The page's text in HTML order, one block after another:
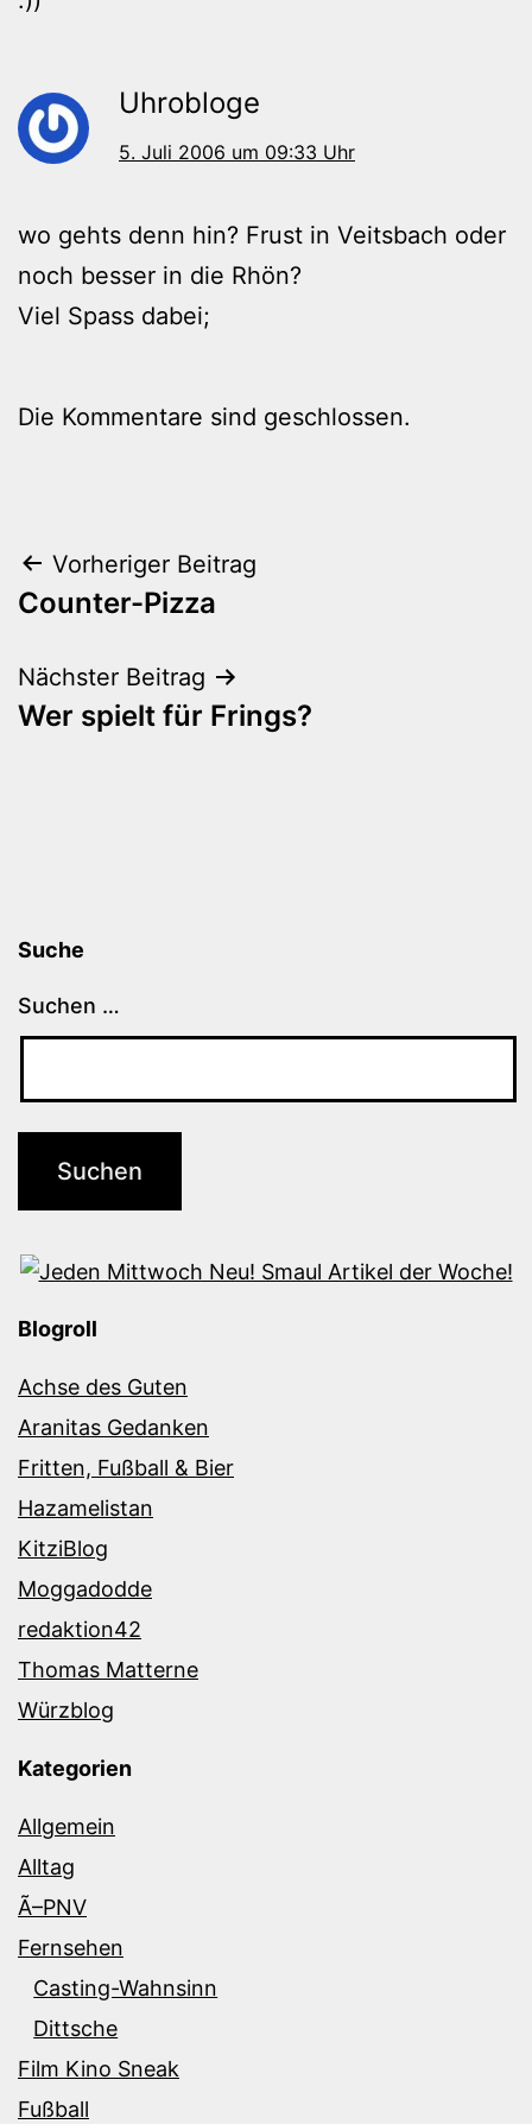
Uhrobloge
5. Juli 2006 um 09:33 Uhr
wo gehts denn hin? Frust in Veitsbach oder
noch besser in die Rhön?
Viel Spass dabei;
Die Kommentare sind geschlossen.
Beitragsnavigation
Vorheriger Beitrag
Counter-Pizza
Nächster Beitrag
Wer spielt für Frings?
Suche
Suchen …
Blogroll
Achse des Guten
Aranitas Gedanken
Fritten, Fußball & Bier
Hazamelistan
KitziBlog
Moggadodde
redaktion42
Thomas Matterne
Würzblog
Kategorien
Allgemein
Alltag
Ã–PNV
Fernsehen
Casting-Wahnsinn
Dittsche
Film Kino Sneak
Fußball